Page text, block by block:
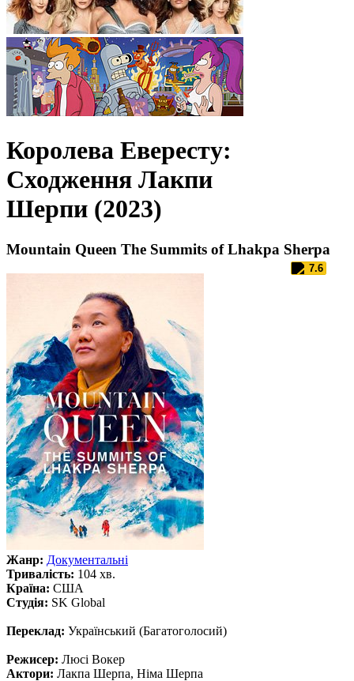
Королева Евересту:
Сходження Лакпи
Шерпи (2023)
Mountain Queen The Summits of Lhakpa Sherpa
7.6
Жанр: Документальні
Тривалість: 104 хв.
Країна: США
Студія: SK Global
Переклад: Український (Багатоголосий)
Режисер: Люсі Вокер
Актори: Лакпа Шерпа, Німа Шерпа